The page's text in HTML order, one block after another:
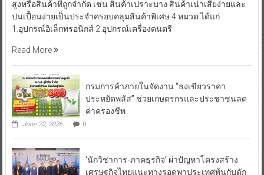
สูงหรือสินค้าที่ถูกจำกัด เช่น สินค้าเปราะบาง สินค้าเน่าเสียง่ายและ
ปนเปื้อนง่ายเป็นประจำครอบคลุมสินค้าพิเศษ 4 หมวด ได้แก่
1.อุปกรณ์อิเล็กทรอนิกส์ 2.อุปกรณ์เครื่องดนตรี
Read More
กรมการค้าภายในจัดงาน “ธงเขียวราคา
ประหยัดพลัส” ช่วยเกษตรกรและประชาชนลด
ค่าครองชีพ
June 22, 2026 0
‘นักวิชาการ-ภาคธุรกิจ’ ผ่าปัญหาโครงสร้าง
เศรษฐกิจไทยแนะทางรอดพาประเทศพ้นกับดัก